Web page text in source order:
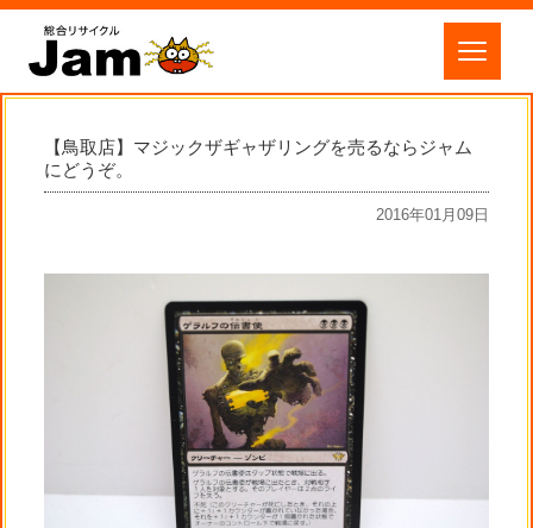
【鳥取店】マジックザギャザリングを売るならジャム
にどうぞ。
2016年01月09日